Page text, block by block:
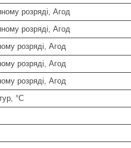
розряді, Агод
розряді, Агод
розряді, Агод
розряді, Агод
розряді, Агод
°С